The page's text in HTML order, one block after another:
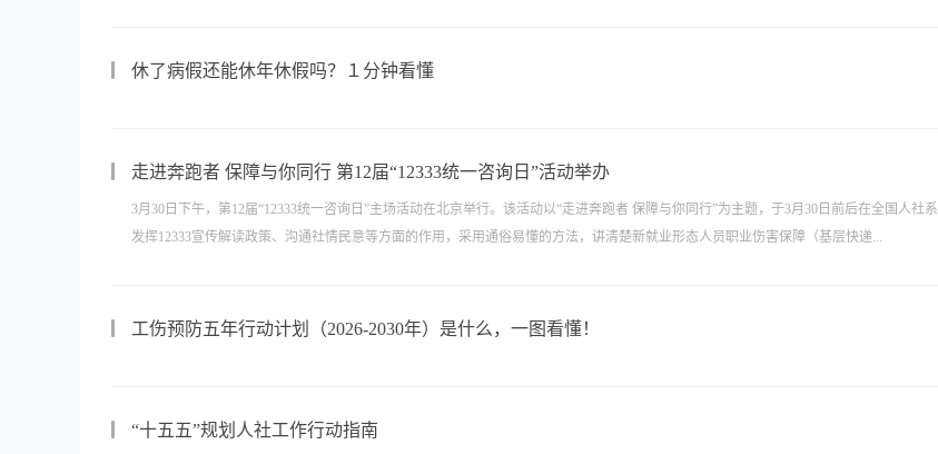
休了病假还能休年休假吗？１分钟看懂
走进奔跑者 保障与你同行 第12届“12333统一咨询日”活动举办
3月30日下午，第12届“12333统一咨询日”主场活动在北京举行。该活动以“走进奔跑者 保障与你同行”为主题，于3月30日前后在全国人社
发挥12333宣传解读政策、沟通社情民意等方面的作用，采用通俗易懂的方法，讲清楚新就业形态人员职业伤害保障（基层快递...
工伤预防五年行动计划（2026-2030年）是什么，一图看懂！
“十五五”规划人社工作行动指南